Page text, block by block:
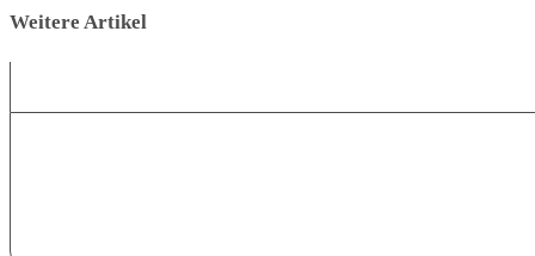
Weitere Artikel